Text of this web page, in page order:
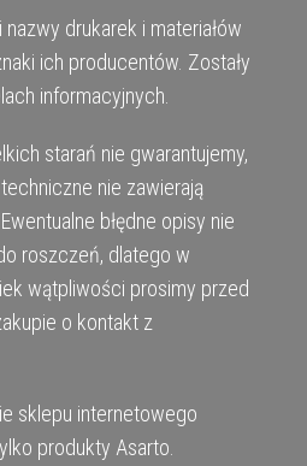
drukarek i materiałów
ich producentów. Zostały
informacyjnych.
starań nie gwarantujemy,
nie zawierają
błędne opisy nie
roszczeń, dlatego w
wątpliwości prosimy przed
o kontakt z
sklepu internetowego
produkty Asarto.